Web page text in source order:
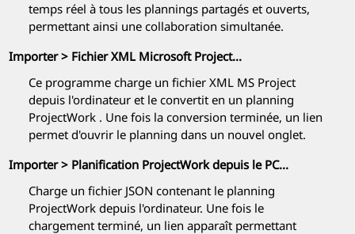
temps réel à tous les plannings partagés et ouverts,
permettant ainsi une collaboration simultanée.
Importer > Fichier XML Microsoft Project...
Ce programme charge un fichier XML MS Project
depuis l'ordinateur et le convertit en un planning
ProjectWork . Une fois la conversion terminée, un lien
permet d'ouvrir le planning dans un nouvel onglet.
Importer > Planification ProjectWorkdepuis le PC...
Charge un fichier JSON contenant le planning
ProjectWork depuis l'ordinateur. Une fois le
chargement terminé, un lien apparaît permettant